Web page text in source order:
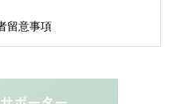
留意事項